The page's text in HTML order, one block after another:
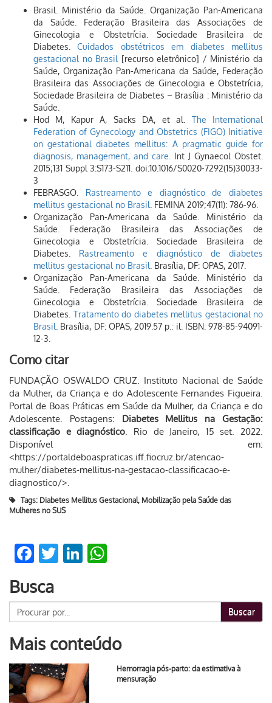
Brasil. Ministério da Saúde. Organização Pan-Americana
da Saúde. Federação Brasileira das Associações de
Ginecologia e Obstetrícia. Sociedade Brasileira de
Diabetes.Cuidados obstétricos em diabetes mellitus
gestacional no Brasil [recurso eletrônico] / Ministério da
Saúde, Organização Pan-Americana da Saúde, Federação
Brasileira das Associações de Ginecologia e Obstetrícia,
Sociedade Brasileira de Diabetes – Brasília : Ministério da
Saúde.
Hod M, Kapur A, Sacks DA, et al. The International
Federation of Gynecology and Obstetrics (FIGO) Initiative
on gestational diabetes mellitus: A pragmatic guide for
diagnosis, management, and care.
Int J Gynaecol Obstet.
2015;131 Suppl 3:S173-S211. doi:10.1016/S0020-7292(15)30033-
3
FEBRASGO. Rastreamento e diagnóstico de diabetes
mellitus gestacional no Brasil . FEMINA 2019;47(11): 786-96.
Organização Pan-Americana da Saúde. Ministério da
Saúde. Federação Brasileira das Associações de
Ginecologia e Obstetrícia. Sociedade Brasileira de
Diabetes. Rastreamento e diagnóstico de diabetes
mellitus gestacional no Brasil . Brasília, DF: OPAS, 2017.
Organização Pan-Americana da Saúde. Ministério da
Saúde. Federação Brasileira das Associações de
Ginecologia e Obstetrícia. Sociedade Brasileira de
Diabetes. Tratamento do diabetes mellitus gestacional no
Brasil . Brasília, DF: OPAS, 2019.57 p.: il. ISBN: 978-85-94091-
12-3.
Como citar
FUNDAÇÃO OSWALDO CRUZ. Instituto Nacional de Saúde
da Mulher, da Criança e do Adolescente Fernandes Figueira.
Portal de Boas Práticas em Saúde da Mulher, da Criança e do
Adolescente. Postagens: Diabetes Mellitus na Gestação:
classificação e diagnóstico. Rio de Janeiro, 15 set. 2022.
Disponível em:
<https://portaldeboaspraticas.iff.fiocruz.br/atencao-
mulher/diabetes-mellitus-na-gestacao-classificacao-e-
diagnostico/>.
Tags: Diabetes Mellitus Gestacional, Mobilização pela Saúde das
Mulheres no SUS
Facebook
TwitterLinkedIn
Busca
Buscar
Mais conteúdo
Hemorragia pós-parto: da estimativa à
mensuração